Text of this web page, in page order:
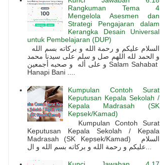
Rangkuman Tema 4
Mengelola Asesmen dan
Strategi Pengajaran dalam
Kerangka Desain Universal
untuk Pembelajaran (DUP)
و الحمد لله اللهم صل و سلم على سيدنا محمد
و على أله و صحبه أجمعين Salam Sahabat
Hanapi Bani ....
Kumpulan Contoh Surat
Keputusan Kepala Sekolah /
Kepala Madrasah (SK
Kepsek/Kamad)
Kumpulan Contoh Surat
Keputusan Kepala Sekolah / Kepala
Madrasah (SK Kepsek/Kamad) السلام